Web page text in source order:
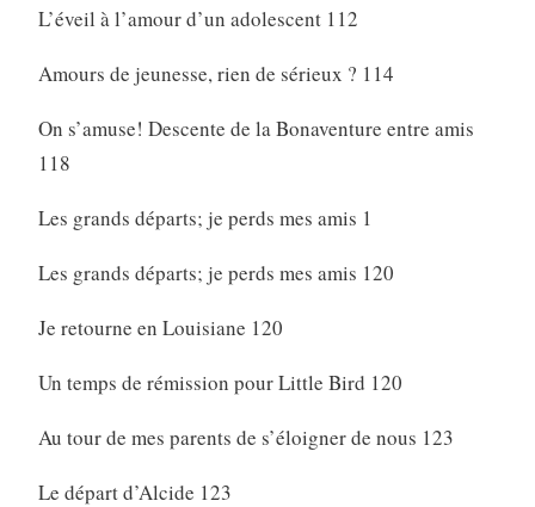
L’éveil à l’amour d’un adolescent 112
Amours de jeunesse, rien de sérieux ? 114
On s’amuse! Descente de la Bonaventure entre amis
118
Les grands départs; je perds mes amis 1
Les grands départs; je perds mes amis 120
Je retourne en Louisiane 120
Un temps de rémission pour Little Bird 120
Au tour de mes parents de s’éloigner de nous 123
Le départ d’Alcide 123